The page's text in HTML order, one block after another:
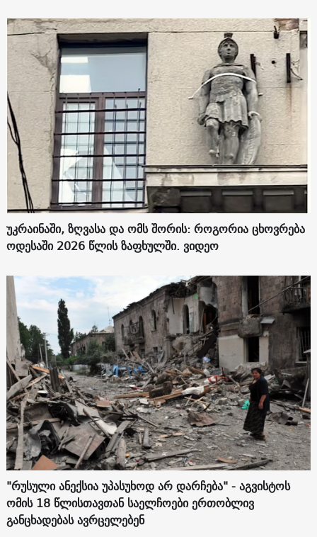
უკრაინაში, ზღვასა და ომს შორის: როგორია ცხოვრება
ოდესაში 2026 წლის ზაფხულში. ვიდეო
"რუსული ანექსია უპასუხოდ არ დარჩება" - აგვისტოს
ომის 18 წლისთავთან საელჩოები ერთობლივ
განცხადებას ავრცელებენ